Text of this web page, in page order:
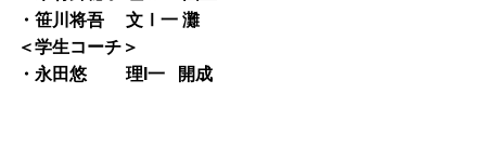
・笹川将吾 文Ⅰ一 灘
＜学生コーチ＞
・永田悠 理I一 開成